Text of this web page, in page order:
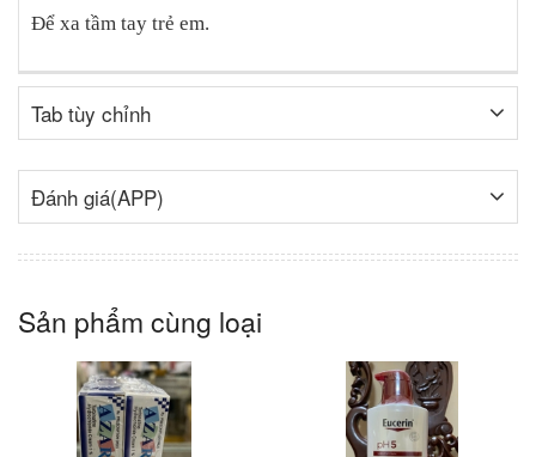
Để xa tầm tay trẻ em.
Tab tùy chỉnh
Đánh giá(APP)
Sản phẩm cùng loại